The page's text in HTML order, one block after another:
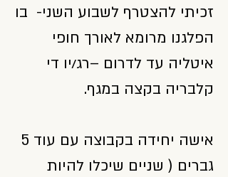
זכיתי להצטרף לשבוע השני- בו
הפלגנו מרומא לאורך חופי
איטליה עד לדרום –רג/יו די
קלבריה בקצה במגף.
אישה יחידה בקבוצה עם עוד 5
גברים ( שניים שיכלו להיות